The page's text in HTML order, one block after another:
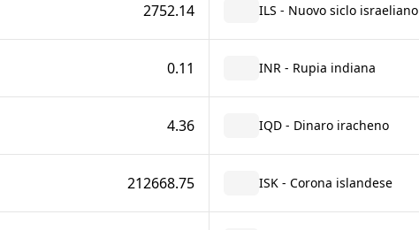
2752.14 ILS - Nuovo siclo israeliano
0.11 INR - Rupia indiana
4.36 IQD - Dinaro iracheno
212668.75 ISK - Corona islandese